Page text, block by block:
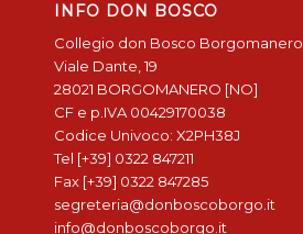
INFO DON BOSCO
Collegio don Bosco Borgomanero
Viale Dante, 19
28021 BORGOMANERO [NO]
CF e p.IVA 00429170038
Codice Univoco: X2PH38J
Tel [+39] 0322 847211
Fax [+39] 0322 847285
segreteria@donboscoborgo.it
info@donboscoborgo.it